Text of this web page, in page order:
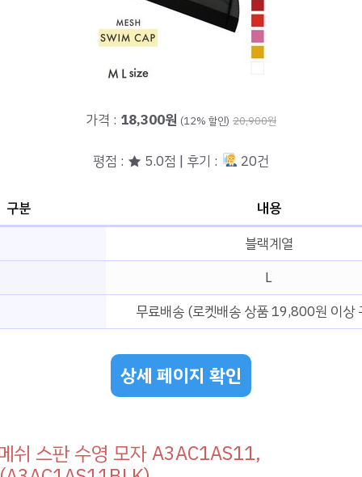
가격 : 18,300원 (12% 할인) 20,900원
평점 : ★ 5.0점 | 후기 : 20건
구분
내용
블랙계열
L
무료배송 (로켓배송 상품 19,800원 이상
상세 페이지 확인
쉬 스판 수영 모자 A3AC1AS11,